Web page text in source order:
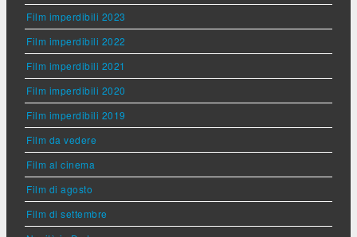
Film imperdibili 2023
Film imperdibili 2022
Film imperdibili 2021
Film imperdibili 2020
Film imperdibili 2019
Film da vedere
Film al cinema
Film di agosto
Film di settembre